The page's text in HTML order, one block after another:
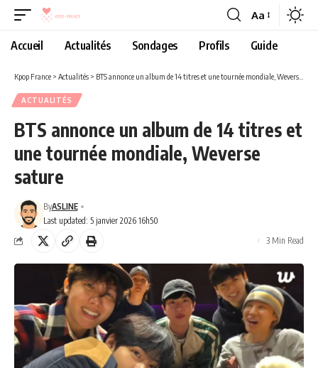
Aa
Accueil Actualités Sondages Profils Guide
Kpop France > Actualités > BTS annonce un album de 14 titres et une tournée mondiale, Weverse sature
ACTUALITÉS
BTS annonce un album de 14 titres et
une tournée mondiale, Weverse
sature
Last updated: 5 janvier 2026 16h50
ByASLINE
3 Min Read